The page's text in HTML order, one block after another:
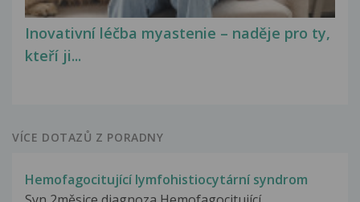
Inovativní léčba myastenie – naděje pro ty,
kteří ji...
VÍCE DOTAZŮ Z PORADNY
Hemofagocitující lymfohistiocytární syndrom